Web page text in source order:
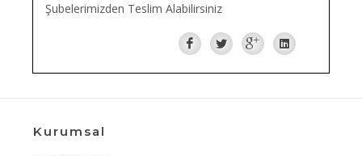
Şubelerimizden Teslim Alabilirsiniz
Kurumsal